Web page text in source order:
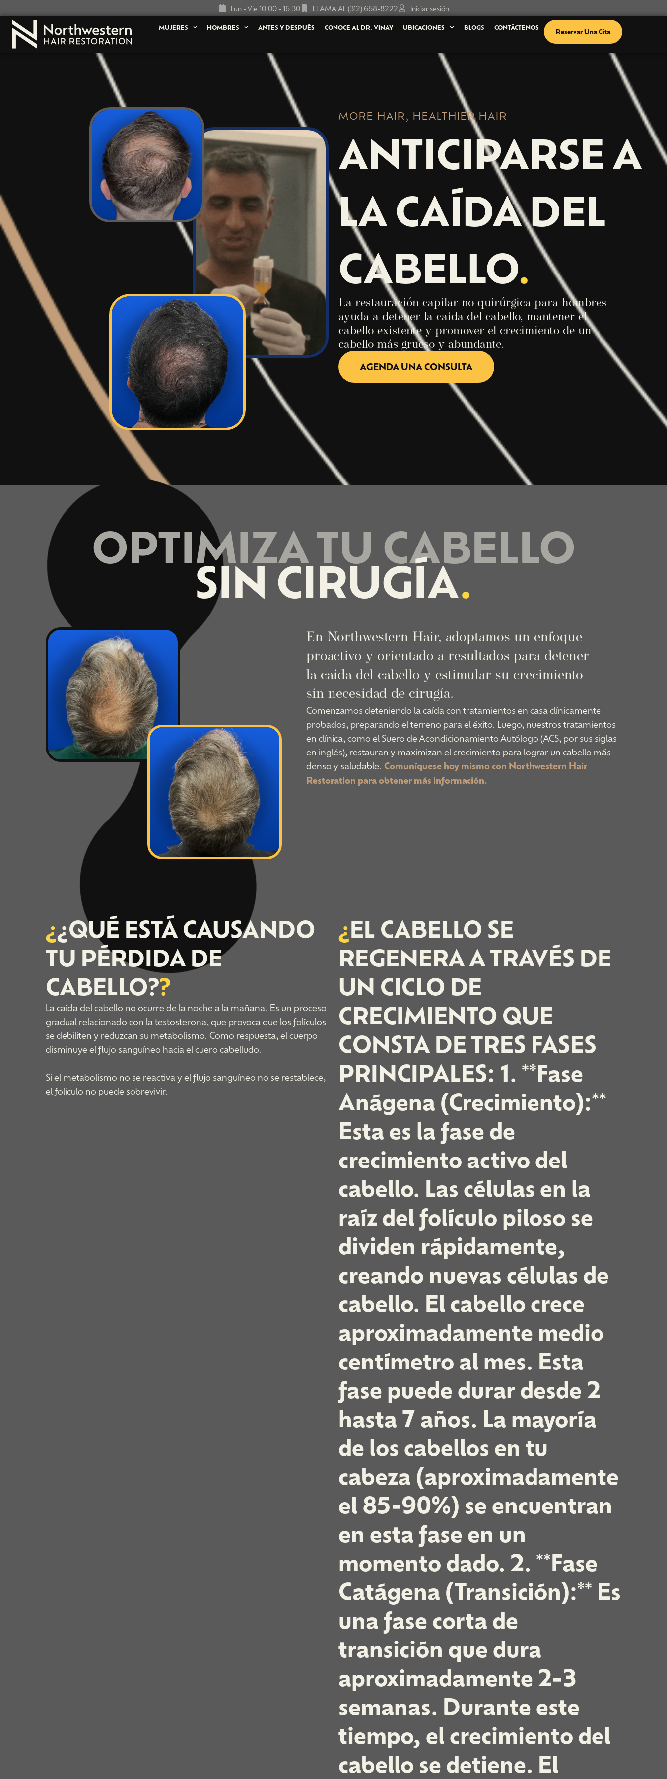
Lun - Vie 10:00 - 16:30 LLAMA AL (312) 668-8222 Iniciar sesión
MUJERES HOMBRES ANTES Y DESPUÉS CONOCE AL DR. VINAY UBICACIONES BLOGS CONTÁCTENOS Reservar Una Cita
MORE HAIR, HEALTHIER HAIR
ANTICIPARSE A
LA CAÍDA DEL
CABELLO.
La restauración capilar no quirúrgica para hombres
ayuda a detener la caída del cabello, mantener el
cabello existente y promover el crecimiento de un
cabello más grueso y abundante.
AGENDA UNA CONSULTA
OPTIMIZA TU CABELLO
SIN CIRUGÍA.
En Northwestern Hair, adoptamos un enfoque
proactivo y orientado a resultados para detener
la caída del cabello y estimular su crecimiento
sin necesidad de cirugía.
Comenzamos deteniendo la caída con tratamientos en casa clínicamente
probados, preparando el terreno para el éxito. Luego, nuestros tratamientos
en clínica, como el Suero de Acondicionamiento Autólogo (ACS, por sus siglas
en inglés), restauran y maximizan el crecimiento para lograr un cabello más
denso y saludable. Comuníquese hoy mismo con Northwestern Hair
Restoration para obtener más información.
¿¿QUÉ ESTÁ CAUSANDO
TU PÉRDIDA DE
CABELLO??
La caída del cabello no ocurre de la noche a la mañana. Es un proceso
gradual relacionado con la testosterona, que provoca que los folículos
se debiliten y reduzcan su metabolismo. Como respuesta, el cuerpo
disminuye el flujo sanguíneo hacia el cuero cabelludo.
Si el metabolismo no se reactiva y el flujo sanguíneo no se restablece,
el folículo no puede sobrevivir.
¿EL CABELLO SE
REGENERA A TRAVÉS DE
UN CICLO DE
CRECIMIENTO QUE
CONSTA DE TRES FASES
PRINCIPALES: 1. **Fase
Anágena (Crecimiento):**
Esta es la fase de
crecimiento activo del
cabello. Las células en la
raíz del folículo piloso se
dividen rápidamente,
creando nuevas células de
cabello. El cabello crece
aproximadamente medio
centímetro al mes. Esta
fase puede durar desde 2
hasta 7 años. La mayoría
de los cabellos en tu
cabeza (aproximadamente
el 85-90%) se encuentran
en esta fase en un
momento dado. 2. **Fase
Catágena (Transición):** Es
una fase corta de
transición que dura
aproximadamente 2-3
semanas. Durante este
tiempo, el crecimiento del
cabello se detiene. El